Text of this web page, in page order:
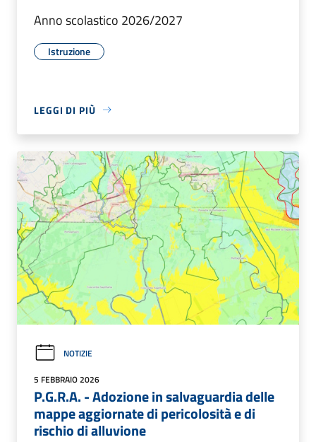
Anno scolastico 2026/2027
Istruzione
LEGGI DI PIÙ
NOTIZIE
5 FEBBRAIO 2026
P.G.R.A. - Adozione in salvaguardia delle
mappe aggiornate di pericolosità e di
rischio di alluvione